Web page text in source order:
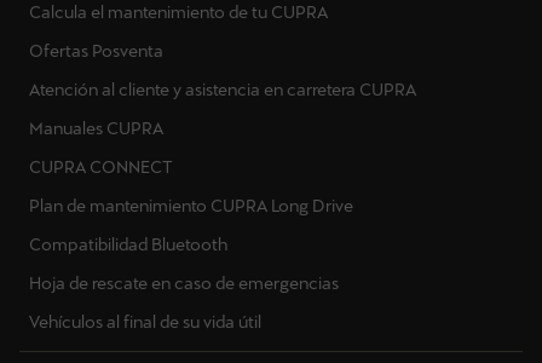
Calcula el mantenimiento de tu CUPRA
Ofertas Posventa
Atención al cliente y asistencia en carretera CUPRA
Manuales CUPRA
CUPRA CONNECT
Plan de mantenimiento CUPRA Long Drive
Compatibilidad Bluetooth
Hoja de rescate en caso de emergencias
Vehículos al final de su vida útil